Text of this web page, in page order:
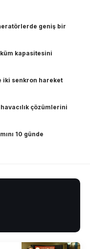
geniş bir
kapasitesini
iki senkron hareket
çözümlerini
10 günde